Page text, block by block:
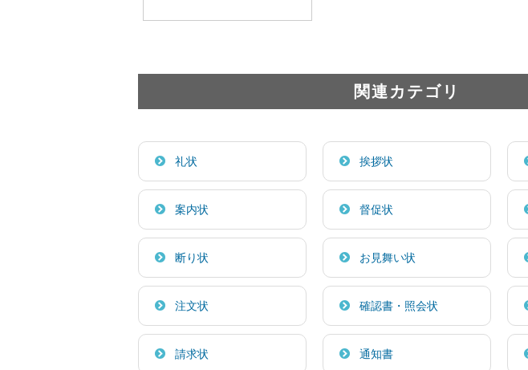
関連カテゴリ
礼状 挨拶状
案内状 督促状
断り状 お見舞い状
注文状 確認書・照会状
請求状 通知書